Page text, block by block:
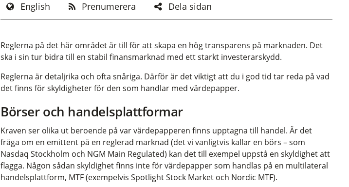
English Prenumerera Dela sidan
Reglerna på det här området är till för att skapa en hög transparens på marknaden. Det
ska i sin tur bidra till en stabil finansmarknad med ett starkt investerarskydd.
Reglerna är detaljrika och ofta snåriga. Därför är det viktigt att du i god tid tar reda på vad
det finns för skyldigheter för den som handlar med värdepapper.
Börser och handelsplattformar
Kraven ser olika ut beroende på var värdepapperen finns upptagna till handel. Är det
fråga om en emittent på en reglerad marknad (det vi vanligtvis kallar en börs – som
Nasdaq Stockholm och NGM Main Regulated) kan det till exempel uppstå en skyldighet att
flagga. Någon sådan skyldighet finns inte för värdepapper som handlas på en multilateral
handelsplattform, MTF (exempelvis Spotlight Stock Market och Nordic MTF).